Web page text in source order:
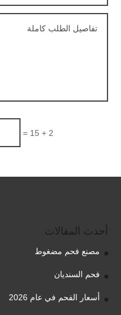
2 + 15
=
أحدث المقالات
مصنع فحم مضغوط
فحم السنديان
أسعار الفحم في عام 2026